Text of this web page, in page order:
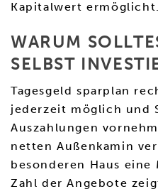
Kapitalwert ermöglicht.
WARUM
SELBST
Tagesgeld sparplan
jederzeit möglich und
Auszahlungen
netten Außenkamin
besonderen Haus eine
Zahl der Angebote